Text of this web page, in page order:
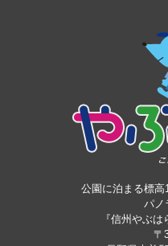
公園に泊まる標高
パノ
『信州やぶは
〒